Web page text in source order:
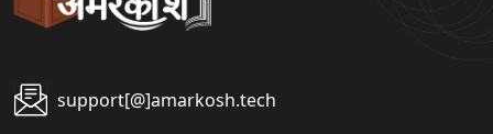
support[@]amarkosh.tech